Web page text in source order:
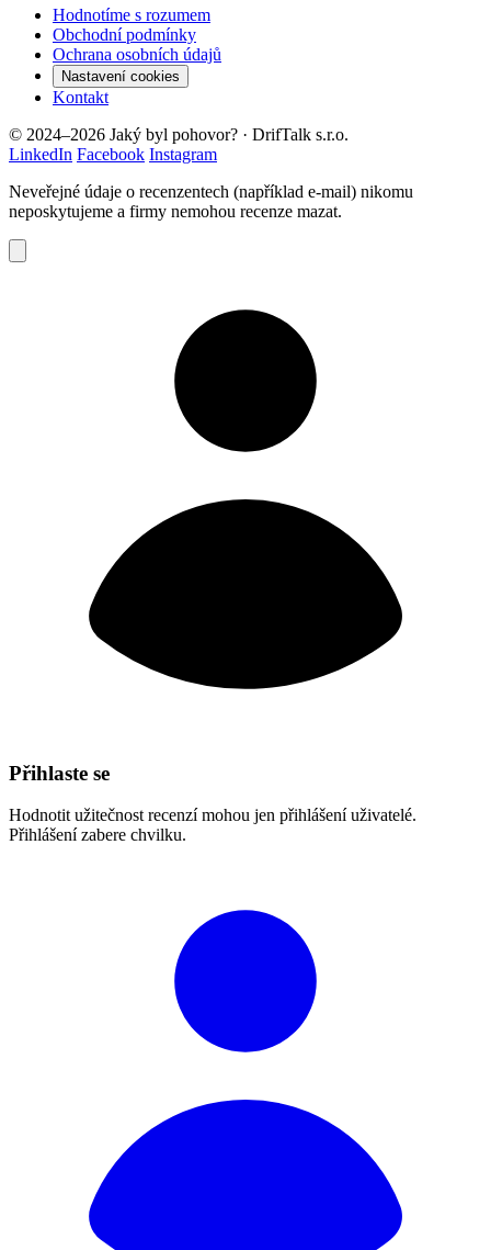
Hodnotíme s rozumem
Obchodní podmínky
Ochrana osobních údajů
Nastavení cookies
Kontakt
© 2024–2026 Jaký byl pohovor? · DrifTalk s.r.o.
LinkedIn Facebook Instagram
Neveřejné údaje o recenzentech (například e-mail) nikomu
neposkytujeme a firmy nemohou recenze mazat.
Přihlaste se
Hodnotit užitečnost recenzí mohou jen přihlášení uživatelé.
Přihlášení zabere chvilku.